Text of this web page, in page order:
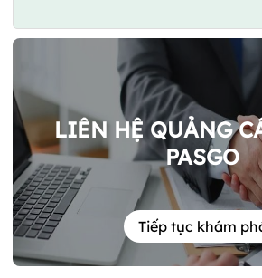
LIÊN HỆ QUẢNG
PASGO
Tiếp tục khám